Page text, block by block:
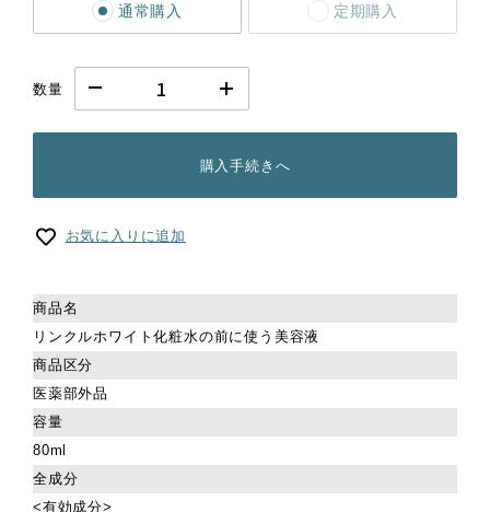
通常購入 定期購入
数量
購入手続きへ
お気に入りに追加
商品名
リンクルホワイト化粧水の前に使う美容液
商品区分
医薬部外品
容量
80ml
全成分
<有効成分>